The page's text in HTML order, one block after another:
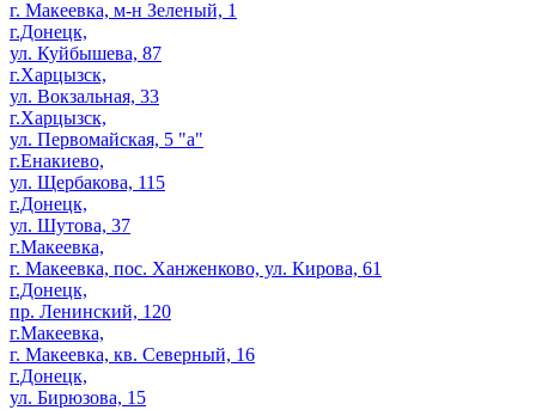
г. Макеевка, м-н Зеленый, 1
г.Донецк,
ул. Куйбышева, 87
г.Харцызск,
ул. Вокзальная, 33
г.Харцызск,
ул. Первомайская, 5 "а"
г.Енакиево,
ул. Щербакова, 115
г.Донецк,
ул. Шутова, 37
г.Макеевка,
г. Макеевка, пос. Ханженково, ул. Кирова, 61
г.Донецк,
пр. Ленинский, 120
г.Макеевка,
г. Макеевка, кв. Северный, 16
г.Донецк,
ул. Бирюзова, 15